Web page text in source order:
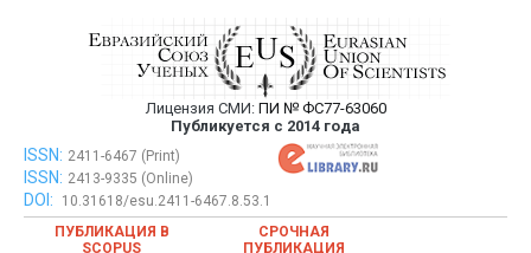
Евразийский Союз Ученых —
публикация научных статей в
ежемесячном научном журнале
Лицензия СМИ: ПИ № ФС77-63060
Публикуется с 2014 года
Евразийский Союз Ученых — публикация научных статей в
ежемесячном научном журнале
ISSN: 2411-6467 (Print)
ISSN: 2413-9335 (Online)
DOI:
10.31618/esu.2411-6467.8.53.1
ПУБЛИКАЦИЯ В
SCOPUS
СРОЧНАЯ
ПУБЛИКАЦИЯ